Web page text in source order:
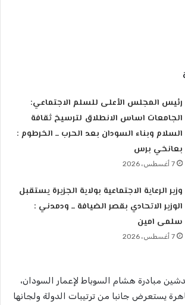
رئيس المجلس الأعلى للسلم الاجتماعي:
الجامعات اساس الانطلاق لترسيخ ثقافة
السلام وبناء السودان بعد الحرب ــ الخرطوم :
بعانخي برس
7 أغسطس، 2026
وزير الرعاية الاجتماعية بولاية الجزيرة يستقبل
الوزير الاتحادي بقصر الضيافة ــ ودمدني :
سلمى امين
7 أغسطس، 2026
مبادرة هشام السوباط لإعمار السودان،
يستعرض جانبا من ترتيبات الدولة ولجانها